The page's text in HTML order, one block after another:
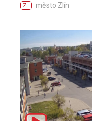
ZL město Zlín